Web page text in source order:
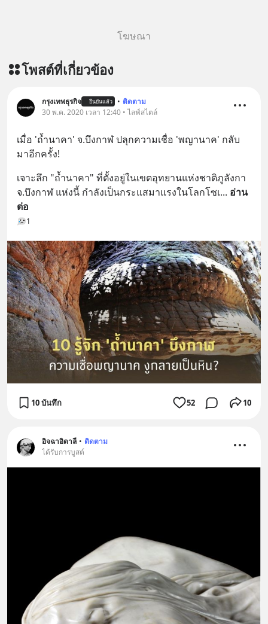
https://lin.ee/aMEkyNA
========================= 📣
=========================
ผลิตภัณฑ์เสริมอาหาร Diip CBD ช่วย
บรรเทาความเครียด ลดความวิตกกังวล
เพิ่มการผ่อนคลาย ซึ่งช่วยให้การนอน
หลับมีประสิทธิภาพมากยิ่งขึ้น 📍 สนใจ
@diipgeek 🔗 หรือกดลิงก์
https://lin.ee/U91Fzyz
โฆษณา
โพสต์ที่เกี่ยวข้อง
กรุงเทพธุรกิจ ยืนยันแล้ว • ติดตาม
30 พ.ค. 2020 เวลา 12:40 • ไลฟ์สไตล์
เมื่อ 'ถ้ำนาคา' จ.บึงกาฬ ปลุกความเชื่อ 'พญานาค' กลับ
มาอีกครั้ง!
เจาะลึก "ถ้ำนาคา" ที่ตั้งอยู่ในเขตอุทยานแห่งชาติภูลังกา
จ.บึงกาฬ แห่งนี้ กำลังเป็นกระแสมาแรงในโลกโซเ... อ่าน
ต่อ
1
10 บันทึก 52 10
อิจฉาอิตาลี • ติดตาม
ได้รับการบูสต์